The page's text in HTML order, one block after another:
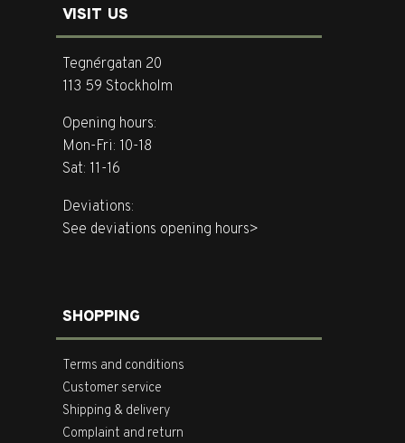
VISIT US
Tegnérgatan 20
113 59 Stockholm
Opening hours:
Mon-Fri: 10-18
Sat: 11-16
Deviations:
See deviations opening hours>
SHOPPING
Terms and conditions
Customer service
Shipping & delivery
Complaint and return